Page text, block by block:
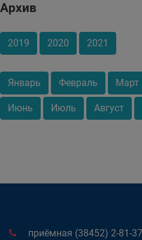
Архив
2019 2020 2021
Январь Февраль Март
Июнь Июль Август
приёмная (38452) 2-81-37